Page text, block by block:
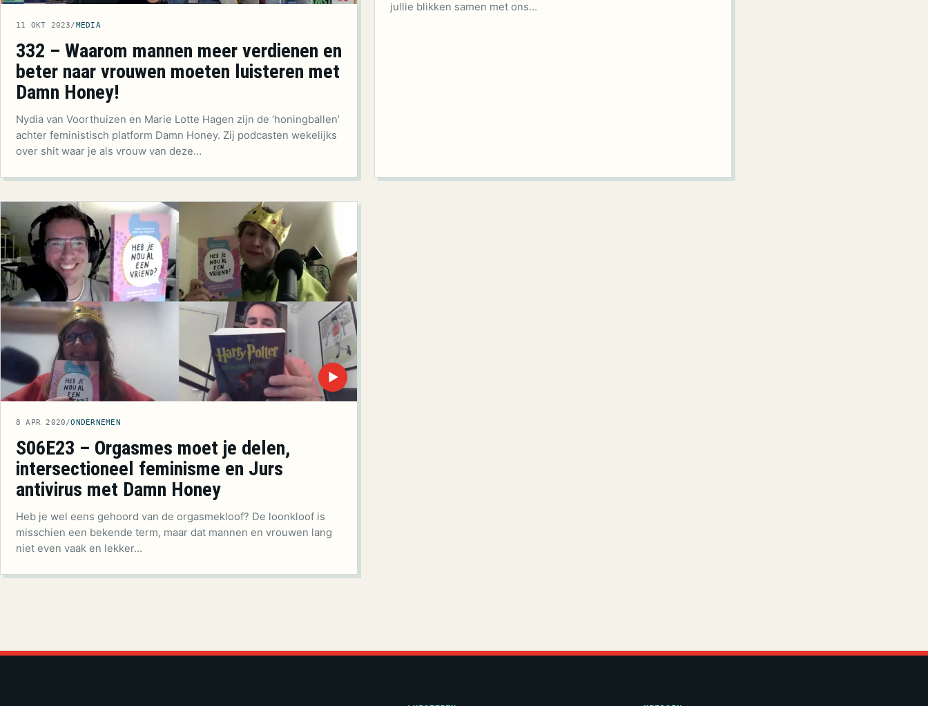
11 OKT 2023/MEDIA
332 – Waarom mannen meer verdienen en
beter naar vrouwen moeten luisteren met
Damn Honey!
Nydia van Voorthuizen en Marie Lotte Hagen zijn de ‘honingballen’
achter feministisch platform Damn Honey. Zij podcasten wekelijks
over shit waar je als vrouw van deze…
jullie blikken samen met ons…
▶
8 APR 2020/ONDERNEMEN
S06E23 – Orgasmes moet je delen,
intersectioneel feminisme en Jurs
antivirus met Damn Honey
Heb je wel eens gehoord van de orgasmekloof? De loonkloof is
misschien een bekende term, maar dat mannen en vrouwen lang
niet even vaak en lekker…